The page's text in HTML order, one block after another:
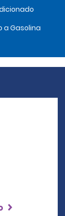
a Gasolina